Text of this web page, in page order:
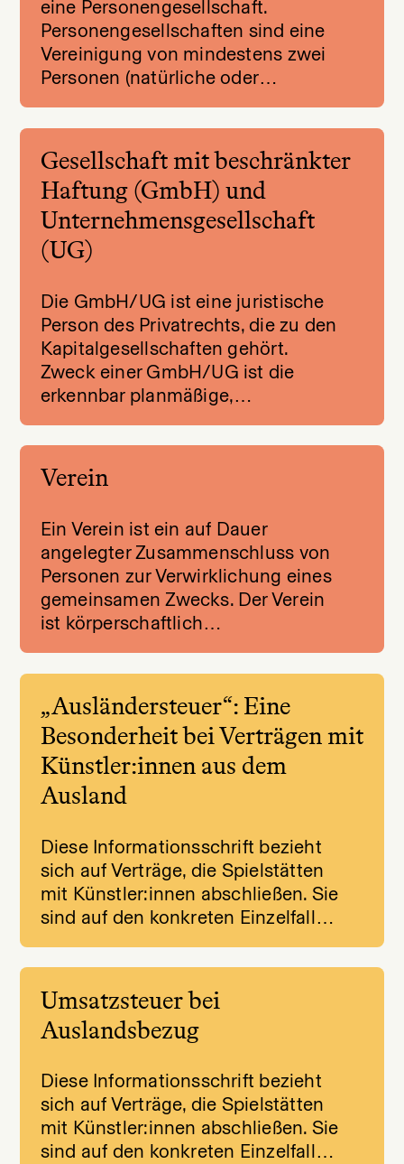
eine Personengesellschaft.
Personengesellschaften sind eine
Vereinigung von mindestens zwei
Personen (natürliche oder…
Gesellschaft mit beschränkter
Haftung (GmbH) und
Unternehmensgesellschaft
(UG)
Die GmbH/UG ist eine juristische
Person des Privatrechts, die zu den
Kapitalgesellschaften gehört.
Zweck einer GmbH/UG ist die
erkennbar planmäßige,…
Verein
Ein Verein ist ein auf Dauer
angelegter Zusammenschluss von
Personen zur Verwirklichung eines
gemeinsamen Zwecks. Der Verein
ist körperschaftlich…
„Ausländersteuer“: Eine
Besonderheit bei Verträgen mit
Künstler:innen aus dem
Ausland
Diese Informationsschrift bezieht
sich auf Verträge, die Spielstätten
mit Künstler:innen abschließen. Sie
sind auf den konkreten Einzelfall…
Umsatzsteuer bei
Auslandsbezug
Diese Informationsschrift bezieht
sich auf Verträge, die Spielstätten
mit Künstler:innen abschließen. Sie
sind auf den konkreten Einzelfall…